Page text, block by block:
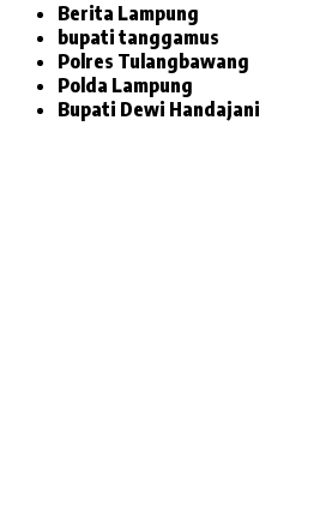
Berita Lampung
bupati tanggamus
Polres Tulangbawang
Polda Lampung
Bupati Dewi Handajani